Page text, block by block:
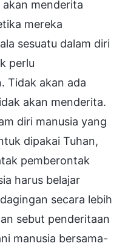
menderita
mereka
sesuatu dalam diri
perlu
Tidak akan ada
akan menderita.
diri manusia yang
dipakai Tuhan,
pemberontak
harus belajar
secara lebih
sebut penderitaan
manusia bersama-